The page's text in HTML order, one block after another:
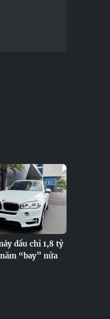
dầu chỉ 1,8 tỷ
“bay” nửa